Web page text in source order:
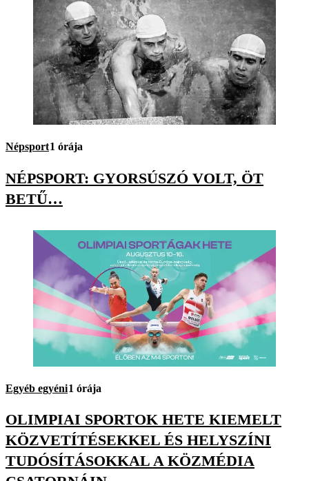
Népsport1 órája
NÉPSPORT: GYORSÚSZÓ VOLT, ÖT
BETŰ…
Egyéb egyéni1 órája
OLIMPIAI SPORTOK HETE KIEMELT
KÖZVETÍTÉSEKKEL ÉS HELYSZÍNI
TUDÓSÍTÁSOKKAL A KÖZMÉDIA